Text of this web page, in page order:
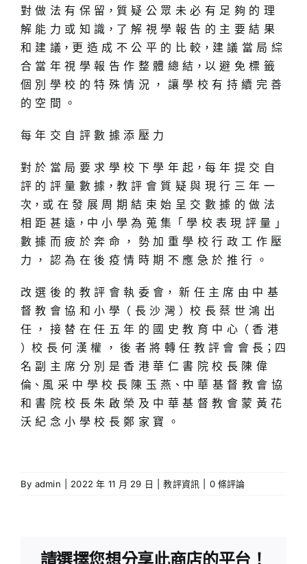
對 做 法 有 保 留，質 疑 公 眾 未 必 有 足 夠 的 理
解 能 力 或 知 識，了 解 視 學 報 告 的 主 要 結 果
和 建 議，更 造 成 不 公 平 的 比 較，建 議 當 局 綜
合 當 年 視 學 報 告 作 整 體 總 結，以 避 免 標 籤
個 別 學 校 的 特 殊 情 況 ， 讓 學 校 有 持 續 完 善
的 空 間 。
每 年 交 自 評 數 據 添 壓 力
對 於 當 局 要 求 學 校 下 學 年 起，每 年 提 交 自
評 的 評 量 數 據，教 評 會 質 疑 與 現 行 三 年 一
次，或 在 發 展 周 期 結 束 始 呈 交 數 據 的 做 法
相 距 甚 遠，中 小 學 為 蒐 集「 學 校 表 現 評 量 」
數 據 而 疲 於 奔 命 ， 勢 加 重 學 校 行 政 工 作 壓
力 ， 認 為 在 後 疫 情 時 期 不 應 急 於 推 行 。
改 選 後 的 教 評 會 執 委 會， 新 任 主 席 由 中 基
督 教 會 協 和 小 學（ 長 沙 灣 ）校 長 蔡 世 鴻 出
任 ， 接 替 在 任 五 年 的 國 史 教 育 中 心（ 香 港
）校 長 何 漢 權 ， 後 者 將 轉 任 教 評 會 會 長；四
名 副 主 席 分 別 是 香 港 華 仁 書 院 校 長 陳 偉
倫、風 采 中 學 校 長 陳 玉 燕、中 華 基 督 教 會 協
和 書 院 校 長 朱 啟 榮 及 中 華 基 督 教 會 蒙 黃 花
沃 紀 念 小 學 校 長 鄭 家 寶 。
By admin 2022 年 11 月 29 日 教評資訊 0 條評論
請選擇您想分享此商店的平台！